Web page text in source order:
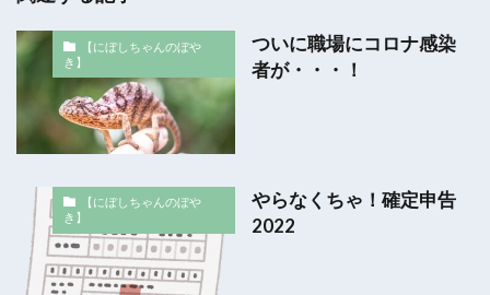
【にぼしちゃんのぼや
き】
ついに職場にコロナ感染
者が・・・！
【にぼしちゃんのぼや
き】
やらなくちゃ！確定申告
2022